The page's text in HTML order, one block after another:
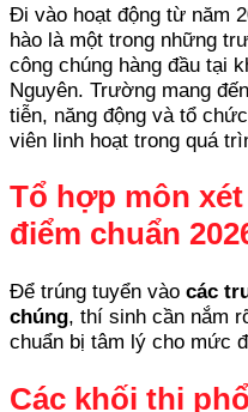
Đi vào hoạt động từ năm
hào là một trong những
công chúng hàng đầu tại
Nguyên. Trường mang
tiễn, năng động và tổ
viên linh hoạt trong quá
Tổ hợp môn
điểm chuẩn
Để trúng tuyển vào các
chúng, thí sinh cần nắm
chuẩn bị tâm lý cho mức
Các khối thi